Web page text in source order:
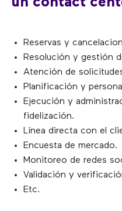
Reservas y
Resolución y gestión
Atención de
Planificación y
Ejecución y
fidelización.
Línea directa con el
Encuesta de mercado.
Monitoreo de redes
Validación y
Etc.